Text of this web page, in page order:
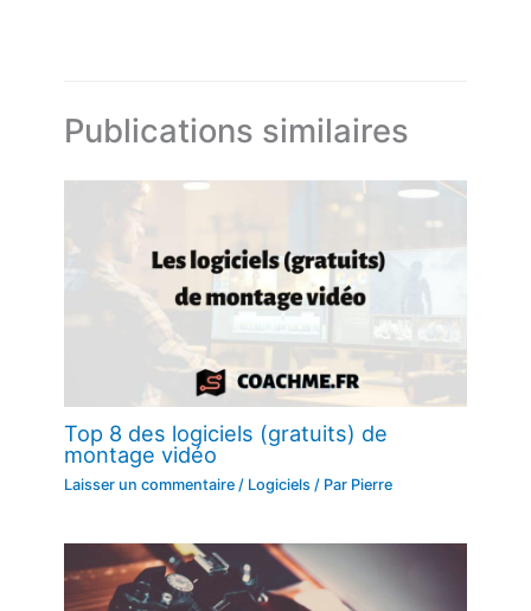
Publications similaires
Top 8 des logiciels (gratuits) de
montage vidéo
Laisser un commentaire / Logiciels / Par Pierre